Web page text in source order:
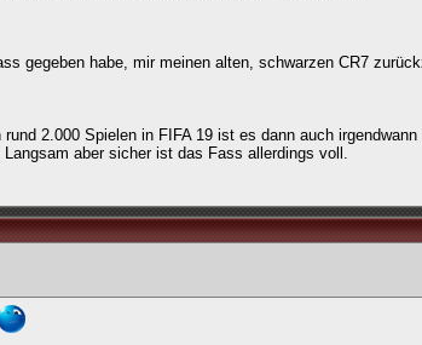
gegeben habe, mir meinen alten, schwarzen CR7
2.000 Spielen in FIFA 19 ist es dann auch irgendwann
aber sicher ist das Fass allerdings voll.